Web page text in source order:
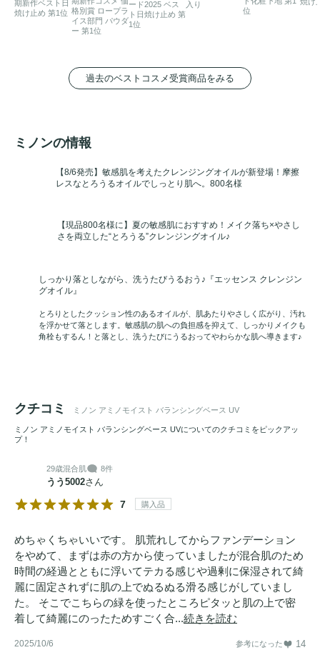
期新作ベスト日
焼け止め 第1位 格別賞 ロープラ
イス部門 パウダ
ー 第1位
ード2025 ベス
ト日焼け止め 第
1位
入り
位
過去のベストコスメ受賞商品をみる
ミノンの情報
【8/6発売】敏感肌を考えたクレンジングオイルが新登場！摩擦
レスなとろうるオイルでしっとり肌へ。800名様
【現品800名様に】夏の敏感肌におすすめ！メイク落ち×やさし
さを両立した“とろうる”クレンジングオイル♪
しっかり落としながら、洗うたびうるおう♪『エッセンス クレンジン
グオイル』
とろりとしたクッション性のあるオイルが、肌あたりやさしく広がり、汚れ
を浮かせて落とします。敏感肌の肌への負担感を抑えて、しっかりメイクも
角栓もするん！と落とし、洗うたびにうるおってやわらかな肌へ導きます♪
クチコミ ミノン アミノモイスト バランシングベース UV
ミノン アミノモイスト バランシングベース UVについてのクチコミをピックアッ
プ！
29歳混合肌 8件
うう5002さん
7 購入品
めちゃくちゃいいです。 肌荒れしてからファンデーション
をやめて、まずは赤の方から使っていましたが混合肌のため
時間の経過とともに浮いてテカる感じや過剰に保湿されて綺
麗に固定されずに肌の上でぬるぬる滑る感じがしていまし
た。 そこでこちらの緑を使ったところピタッと肌の上で密
着して綺麗にのったためすごく合...続きを読む
2025/10/6 参考になった 14